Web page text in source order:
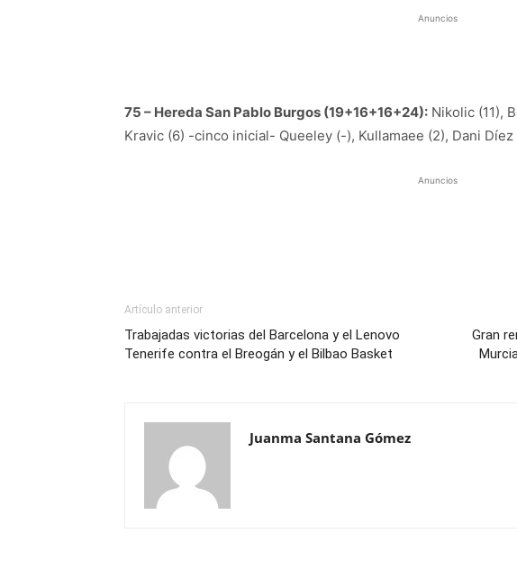
Anuncios
75 – Hereda San Pablo Burgos (19+16+16+24): Nikolic (11),
Kravic (6) -cinco inicial- Queeley (-), Kullamaee (2), Dani Díez
Anuncios
Artículo anterior
Trabajadas victorias del Barcelona y el Lenovo
Tenerife contra el Breogán y el Bilbao Basket
Gran
Juanma Santana Gómez